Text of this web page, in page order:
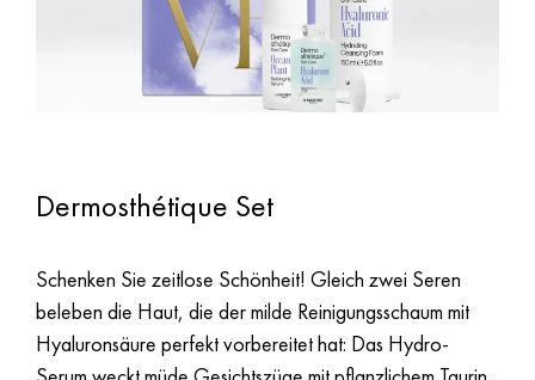
Dermosthétique Set
Schenken Sie zeitlose Schönheit! Gleich zwei Seren
beleben die Haut, die der milde Reinigungsschaum mit
Hyaluronsäure perfekt vorbereitet hat: Das Hydro-